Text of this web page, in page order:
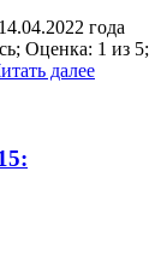
года
Оценка: 1 из 5;
далее